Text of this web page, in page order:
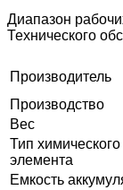
Диапазон
Технического
Производитель
Производство
Вес
Тип химического
элемента
Емкость